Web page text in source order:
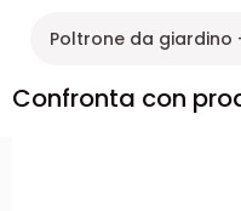
Poltrone da giardino
Confronta con